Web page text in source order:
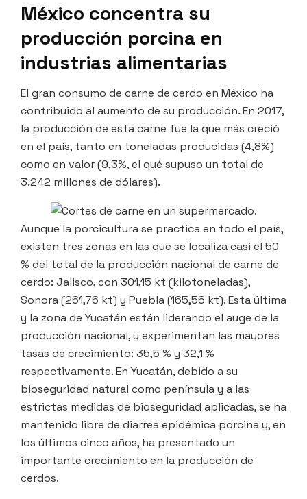
México concentra su
producción porcina en
industrias alimentarias
El gran consumo de carne de cerdo en México ha
contribuido al aumento de su producción. En 2017,
la producción de esta carne fue la que más creció
en el país, tanto en toneladas producidas (4,8%)
como en valor (9,3%, el qué supuso un total de
3.242 millones de dólares).
Aunque la porcicultura se practica en todo el país,
existen tres zonas en las que se localiza casi el 50
% del total de la producción nacional de carne de
cerdo: Jalisco, con 301,15 kt (kilotoneladas),
Sonora (261,76 kt) y Puebla (165,56 kt). Esta última
y la zona de Yucatán están liderando el auge de la
producción nacional, y experimentan las mayores
tasas de crecimiento: 35,5 % y 32,1 %
respectivamente. En Yucatán, debido a su
bioseguridad natural como península y a las
estrictas medidas de bioseguridad aplicadas, se ha
mantenido libre de diarrea epidémica porcina y, en
los últimos cinco años, ha presentado un
importante crecimiento en la producción de
cerdos.